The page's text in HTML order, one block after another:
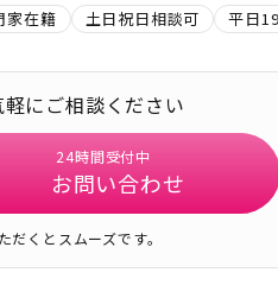
家在籍 土日祝日相談可 平日
軽にご相談ください
24時間受付中
お問い合わせ
くとスムーズです。